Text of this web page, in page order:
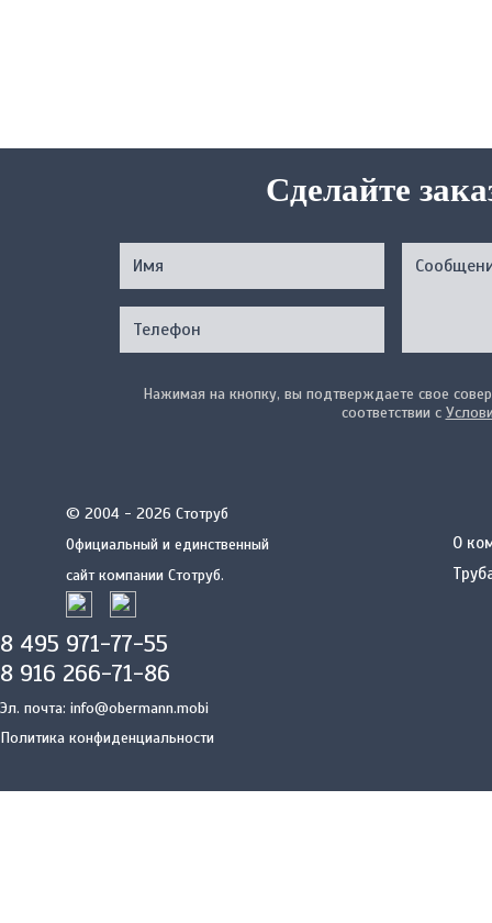
Сделайте
Нажимая на кнопку, вы подтверждаете свое
соответствии с
© 2004 - 2026 Стотруб
Официальный и единственный
сайт компании Стотруб.
О
8 495 971-77-55
8 916 266-71-86
Эл. почта: info@obermann.mobi
Политика конфиденциальности